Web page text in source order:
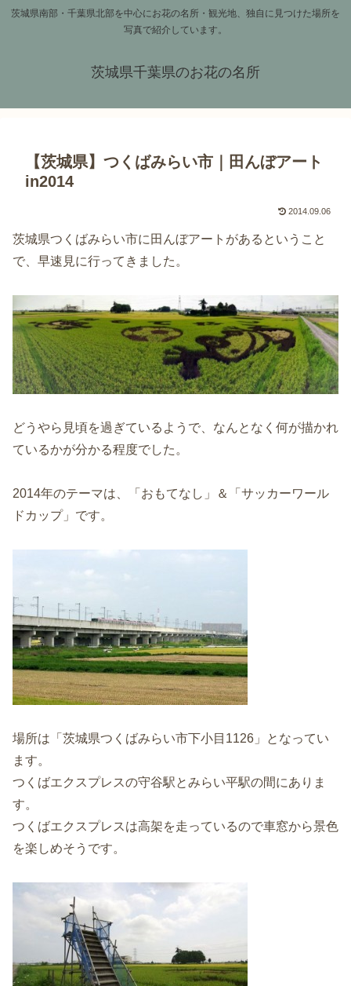
茨城県南部・千葉県北部を中心にお花の名所・観光地、独自に見つけた場所を
写真で紹介しています。
茨城県千葉県のお花の名所
【茨城県】つくばみらい市｜田んぼアート
in2014
2014.09.06
茨城県つくばみらい市に田んぼアートがあるということ
で、早速見に行ってきました。
どうやら見頃を過ぎているようで、なんとなく何が描かれ
ているかが分かる程度でした。
2014年のテーマは、「おもてなし」＆「サッカーワール
ドカップ」です。
場所は「茨城県つくばみらい市下小目1126」となってい
ます。
つくばエクスプレスの守谷駅とみらい平駅の間にありま
す。
つくばエクスプレスは高架を走っているので車窓から景色
を楽しめそうです。